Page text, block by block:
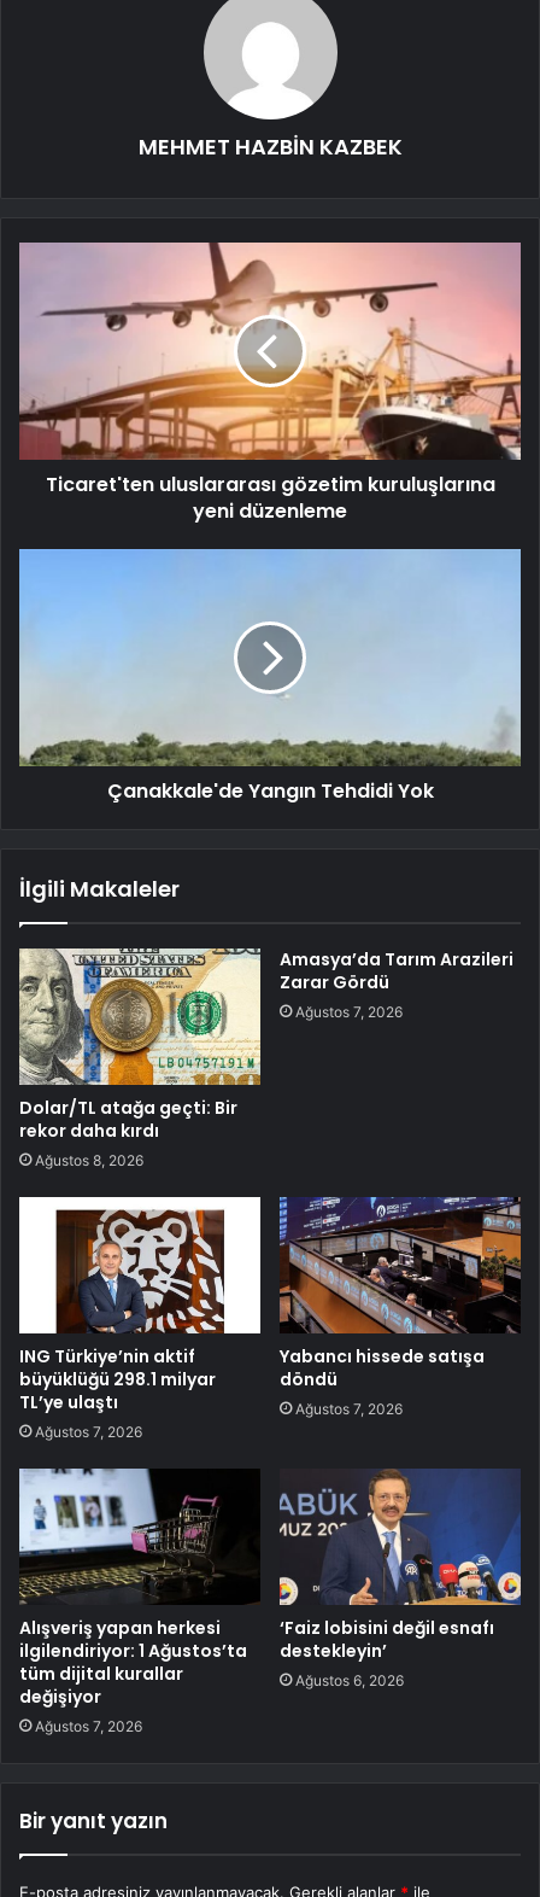
MEHMET HAZBİN KAZBEK
Ticaret'ten uluslararası gözetim kuruluşlarına
yeni düzenleme
Çanakkale'de Yangın Tehdidi Yok
İlgili Makaleler
Dolar/TL atağa geçti: Bir
rekor daha kırdı
Ağustos 8, 2026
Amasya’da Tarım Arazileri
Zarar Gördü
Ağustos 7, 2026
ING Türkiye’nin aktif
büyüklüğü 298.1 milyar
TL’ye ulaştı
Ağustos 7, 2026
Yabancı hissede satışa
döndü
Ağustos 7, 2026
Alışveriş yapan herkesi
ilgilendiriyor: 1 Ağustos’ta
tüm dijital kurallar
değişiyor
Ağustos 7, 2026
‘Faiz lobisini değil esnafı
destekleyin’
Ağustos 6, 2026
Bir yanıt yazın
E-posta adresiniz yayınlanmayacak. Gerekli alanlar * ile